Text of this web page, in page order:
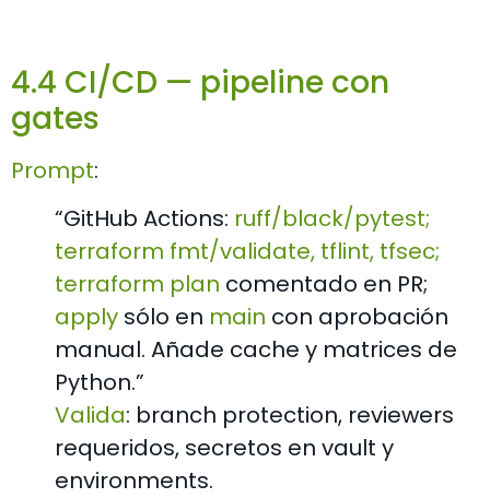
4.4 CI/CD — pipeline con
gates
Prompt:
“GitHub Actions: ruff/black/pytest;
terraform fmt/validate, tflint, tfsec;
terraform plan comentado en PR;
apply sólo en main con aprobación
manual. Añade cache y matrices de
Python.”
Valida: branch protection, reviewers
requeridos, secretos en vault y
environments.